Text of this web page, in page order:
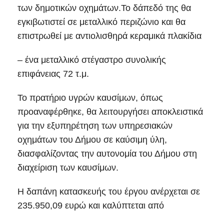
των δημοτικών οχημάτων.Το δάπεδό της θα
εγκιβωτιστεί σε μεταλλικό περιζώνιο και θα
επιστρωθεί με αντιολισθηρά κεραμικά πλακίδια
– ένα μεταλλικό στέγαστρο συνολικής
επιφάνειας 72 τ.μ.
Το πρατήριο υγρών καυσίμων, όπως
προαναφέρθηκε, θα λειτουργήσει αποκλειστικά
για την εξυπηρέτηση των υπηρεσιακών
οχημάτων του Δήμου σε καύσιμη ύλη,
διασφαλίζοντας την αυτονομία του Δήμου στη
διαχείριση των καυσίμων.
Η δαπάνη κατασκευής του έργου ανέρχεται σε
235.950,09 ευρώ και καλύπτεται από